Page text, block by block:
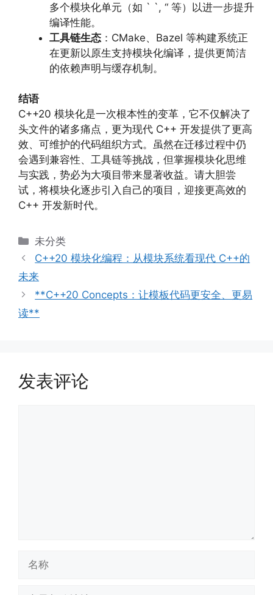
多个模块化单元（如 ` `, “ 等）以进一步提升
编译性能。
工具链生态 ：CMake、Bazel 等构建系统正
在更新以原生支持模块化编译，提供更简洁
的依赖声明与缓存机制。
结语
C++20 模块化是一次根本性的变革，它不仅解决了
头文件的诸多痛点，更为现代 C++ 开发提供了更高
效、可维护的代码组织方式。虽然在迁移过程中仍
会遇到兼容性、工具链等挑战，但掌握模块化思维
与实践，势必为大项目带来显著收益。请大胆尝
试，将模块化逐步引入自己的项目，迎接更高效的
C++ 开发新时代。
分
类
未分类
C++20 模块化编程：从模块系统看现代 C++的
未来
**C++20 Concepts：让模板代码更安全、更易
读**
发表评论